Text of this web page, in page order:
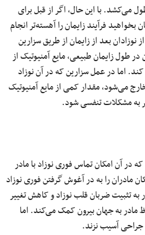
می‌کشد. با این حال، اگر از قبل برای
بخواهید فرآیند زایمان را آهسته‌تر انجام
بعد از زایمان از طریق سزارین
زایمان طبیعی، مایع آمنیوتیک از
اما در عمل سزارین که در آن نوزاد
می‌شود، مقدار کمی‌ از مایع آمنیوتیک
به مشکلات تنفسی شود.
در آن امکان تماس فوری نوزاد با مادر
مادران را به در آغوش گرفتن فوری نوزاد
تثبیت ضربان قلب نوزاد و کاهش تغییر
مادر به جهان بیرون کمک می‌کند. اما
جراحی آسیب نزند.